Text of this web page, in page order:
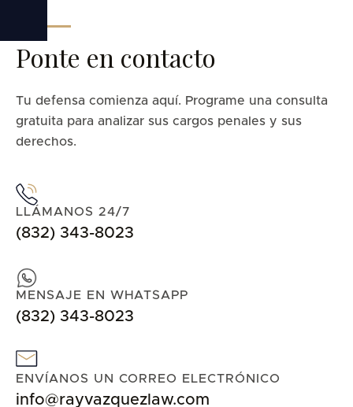
Ponte en contacto
Tu defensa comienza aquí. Programe una consulta
gratuita para analizar sus cargos penales y sus
derechos.
LLÁMANOS 24/7
(832) 343-8023
MENSAJE EN WHATSAPP
(832) 343-8023
ENVÍANOS UN CORREO ELECTRÓNICO
info@rayvazquezlaw.com